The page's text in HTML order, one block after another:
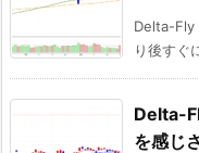
Delta-Fly
り後すぐ
Delta-
を感じ